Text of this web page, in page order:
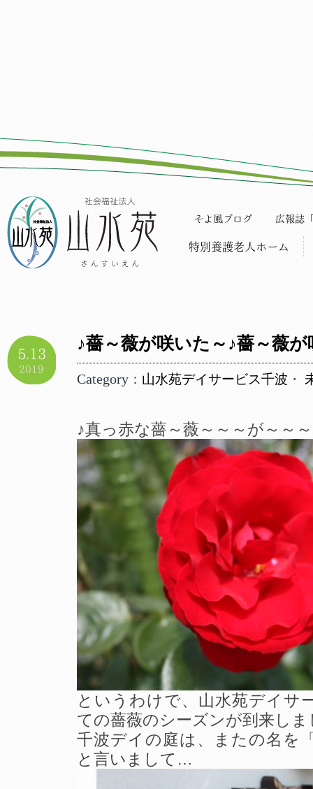
特別養護老人ホーム
そよ風ブログ 広報誌
5.13
2019
♪薔～薇が咲いた～♪薔～薇
Category ： 山水苑デイサービス千波 ・
♪真っ赤な薔～薇～～～が～～～
というわけで、山水苑デイサ
ての薔薇のシーズンが到来しま
千波デイの庭は、またの名を
と言いまして…